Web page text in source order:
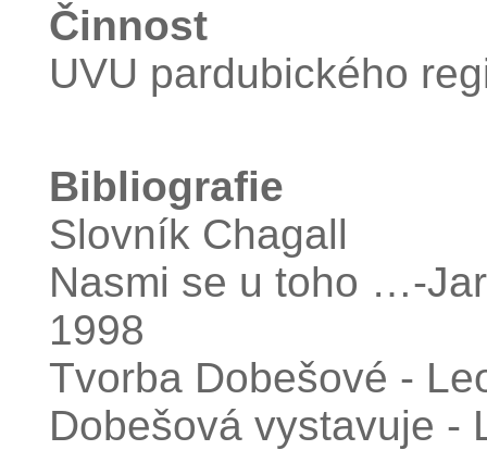
Činnost
UVU pardubického
Bibliografie
Slovník Chagall
Nasmi se u toho …-
1998
Tvorba Dobešové -
Dobešová vystavuje -